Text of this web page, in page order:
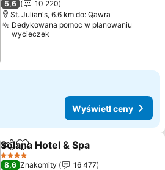
5,6
10 220
St. Julian's, 6.6 km do: Qawra
Dedykowana pomoc w planowaniu
wycieczek
Wyświetl ceny
Udostępnij
Dodaj do ulubionych
Solana Hotel & Spa
4 Kategoria
8,6 Znakomity
16 477